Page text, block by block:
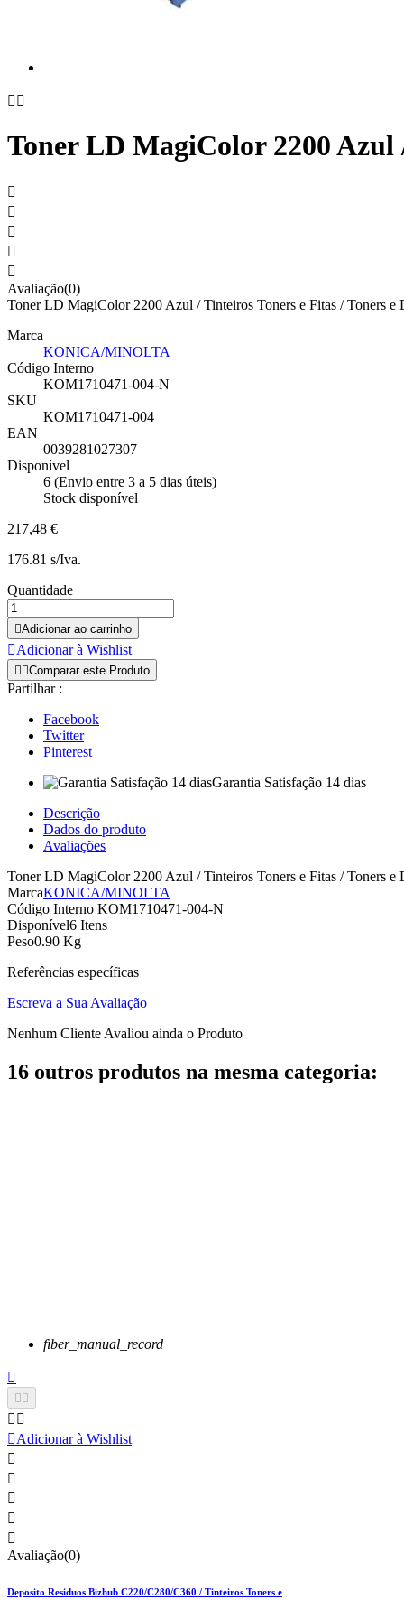
 
Toner LD MagiColor 2200 Azul





Avaliação(0)
Toner LD MagiColor 2200 Azul / Tinteiros Toners e Fitas / Toners
Marca
KONICA/MINOLTA
Código Interno
KOM1710471-004-N
SKU
KOM1710471-004
EAN
0039281027307
Disponível
6 (Envio entre 3 a 5 dias úteis)
Stock disponível
217,48 €
176.81 s/Iva.
Quantidade
Adicionar ao carrinho
Adicionar à Wishlist
 Comparar este Produto
Partilhar :
Facebook
Twitter
Pinterest
Garantia Satisfação 14 dias
Descrição
Dados do produto
Avaliações
Toner LD MagiColor 2200 Azul / Tinteiros Toners e Fitas / Toners
MarcaKONICA/MINOLTA
Código Interno KOM1710471-004-N
Disponível6 Itens
Peso0.90 Kg
Referências específicas
Escreva a Sua Avaliação
Nenhum Cliente Avaliou ainda o Produto
16 outros produtos na mesma categoria:
fiber_manual_record

 
 
Adicionar à Wishlist





Avaliação(0)
Deposito Residuos Bizhub C220/C280/C360 / Tinteiros Toners e